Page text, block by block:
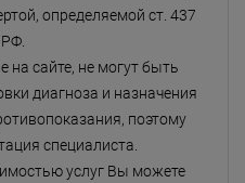
определяемой ст. 437
сайте, не могут быть
диагноза и назначения
поэтому
специалиста.
услуг Вы можете